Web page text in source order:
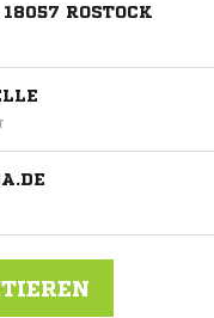
ROSTOCK